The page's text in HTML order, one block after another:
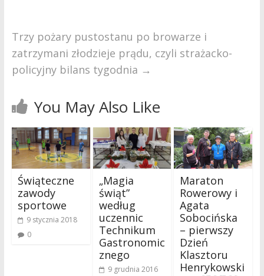
Trzy pożary pustostanu po browarze i
zatrzymani złodzieje prądu, czyli strażacko-
policyjny bilans tygodnia →
You May Also Like
Świąteczne
zawody
sportowe
9 stycznia 2018
0
„Magia
świąt”
według
uczennic
Technikum
Gastronomic
znego
9 grudnia 2016
Maraton
Rowerowy i
Agata
Sobocińska
– pierwszy
Dzień
Klasztoru
Henrykowski